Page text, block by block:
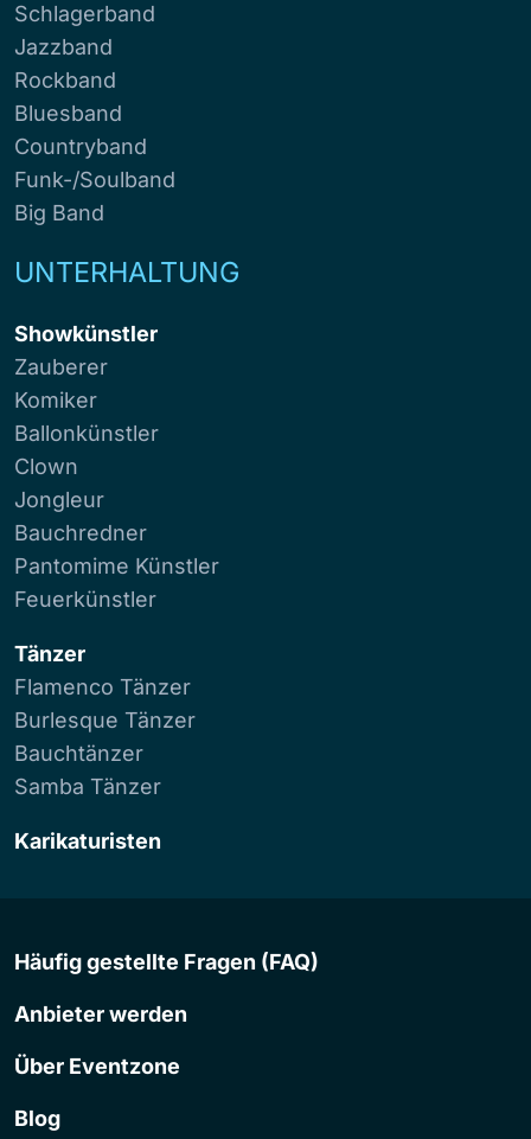
Schlagerband
Jazzband
Rockband
Bluesband
Countryband
Funk-/Soulband
Big Band
UNTERHALTUNG
Showkünstler
Zauberer
Komiker
Ballonkünstler
Clown
Jongleur
Bauchredner
Pantomime Künstler
Feuerkünstler
Tänzer
Flamenco Tänzer
Burlesque Tänzer
Bauchtänzer
Samba Tänzer
Karikaturisten
Häufig gestellte Fragen (FAQ)
Anbieter werden
Über Eventzone
Blog